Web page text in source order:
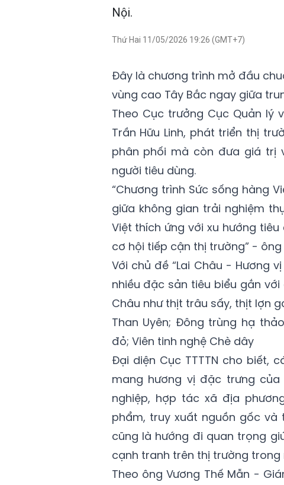
Nội.
Thứ Hai 11/05/2026 19:26 (GMT+7)
Đây là chương trình mở đầu
vùng cao Tây Bắc ngay giữa
Theo Cục trưởng Cục Quản lý
Trần Hữu Linh, phát triển thị
phân phối mà còn đưa giá trị
người tiêu dùng.
“Chương trình Sức sống hàng
giữa không gian trải nghiệm
Việt thích ứng với xu hướng
cơ hội tiếp cận thị trường” - ông
Với chủ đề “Lai Châu - Hương
nhiều đặc sản tiêu biểu gắn
Châu như thịt trâu sấy, thịt lợn
Than Uyên; Đông trùng hạ
đỏ; Viên tinh nghệ Chè dây
Đại diện Cục TTTTN cho biết,
mang hương vị đặc trưng
nghiệp, hợp tác xã địa
phẩm, truy xuất nguồn gốc và
cũng là hướng đi quan trọng
cạnh tranh trên thị trường trong
Theo ông Vương Thế Mẫn -